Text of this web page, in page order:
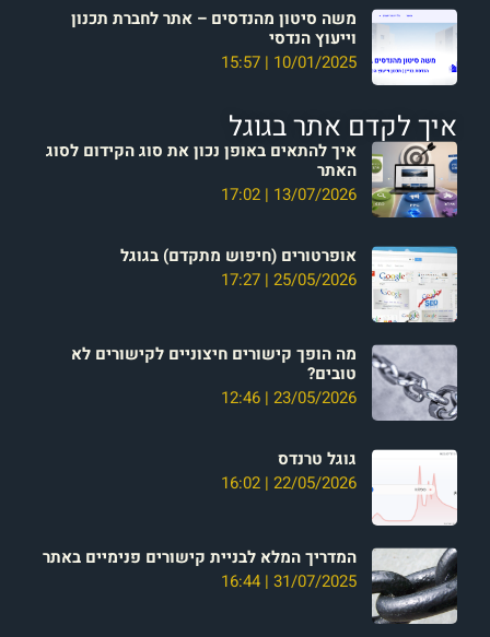
איך לקדם אתר בגוגל
איך להתאים באופן נכון את סוג הקידום לסוג
האתר
13/07/2026
אופרטורים (חיפוש מתקדם) בגוגל
25/05/2026
מה הופך קישורים חיצוניים לקישורים לא
טובים?
23/05/2026
גוגל טרנדס
22/05/2026
המדריך המלא לבניית קישורים פנימיים באתר
31/07/2025
משה סיטון מהנדסים – אתר לחברת תכנון
וייעוץ הנדסי
10/01/2025